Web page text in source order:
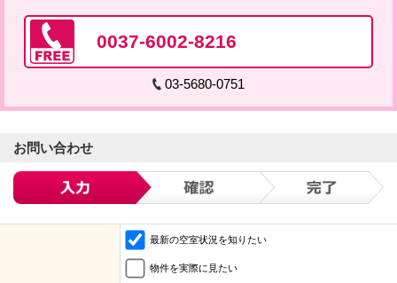
0037-6002-8216
03-5680-0751
お問い合わせ
最新の空室状況を知りたい
物件を実際に見たい